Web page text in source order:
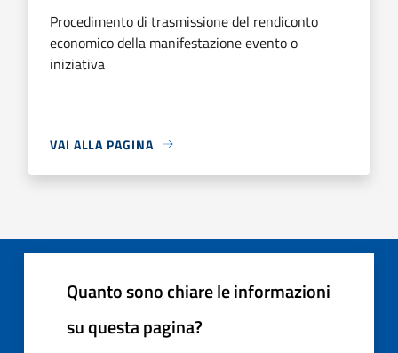
Procedimento di trasmissione del rendiconto
economico della manifestazione evento o
iniziativa
VAI ALLA PAGINA
Quanto sono chiare le informazioni
su questa pagina?